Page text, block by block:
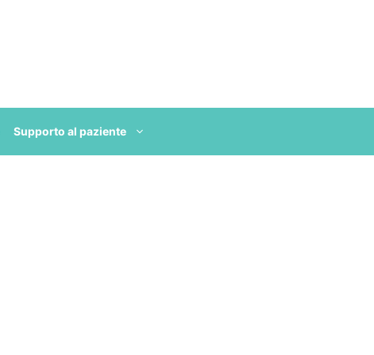
Supporto al paziente